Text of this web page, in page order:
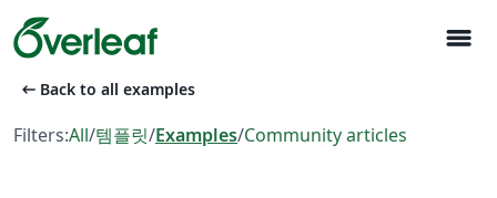
menu
arrow_left_alt Back to all examples
Filters:All/템플릿/Examples/Community articles